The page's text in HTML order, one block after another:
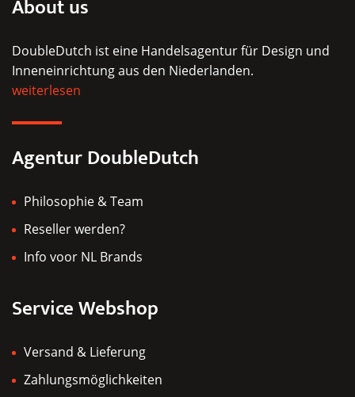
About us
DoubleDutch ist eine Handelsagentur für Design und
Inneneinrichtung aus den Niederlanden.
weiterlesen
Agentur DoubleDutch
Philosophie & Team
Reseller werden?
Info voor NL Brands
Service Webshop
Versand & Lieferung
Zahlungsmöglichkeiten